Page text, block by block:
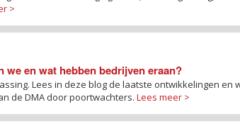
>
we en wat hebben bedrijven eraan?
Lees in deze blog de laatste ontwikkelingen en
de DMA door poortwachters. Lees meer >